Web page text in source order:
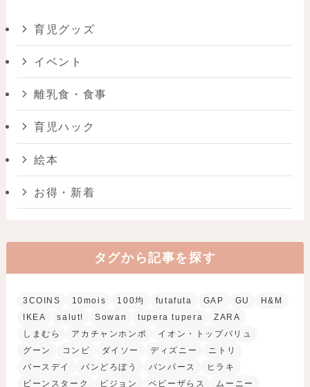
育児グッズ
イベント
離乳食・食事
育児ハック
絵本
お得・新着
タグから記事を探す
3COINS 10mois 100均 futafuta GAP GU
H&M
IKEA
salut! Sowan tupera tupera
ZARA
しまむら
アカチャンホンポ
イオン・トップバリュ
グーン
コンビ ダイソー ディズニー
ニトリ
バースデイ
パンどろぼう パンパース
ヒラキ
ビーンスターク
ピジョン ベビーザらス
ムーニー